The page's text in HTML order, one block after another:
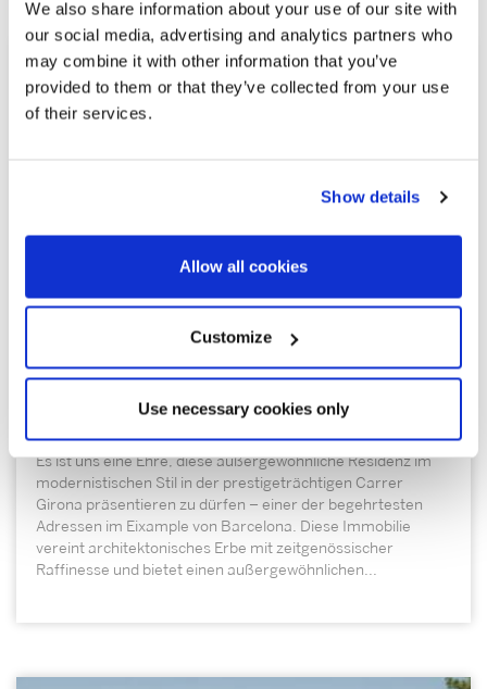
We also share information about your use of our site with
our social media, advertising and analytics partners who
may combine it with other information that you’ve
provided to them or that they’ve collected from your use
of their services.
Show details
Allow all cookies
Customize
Use necessary cookies only
3.450.000 €
Außergewöhnliche Wohnung im
Modernismus-Stil mit eigener Terrasse
Es ist uns eine Ehre, diese außergewöhnliche Residenz im
modernistischen Stil in der prestigeträchtigen Carrer
Girona präsentieren zu dürfen – einer der begehrtesten
Adressen im Eixample von Barcelona. Diese Immobilie
vereint architektonisches Erbe mit zeitgenössischer
Raffinesse und bietet einen außergewöhnlichen...